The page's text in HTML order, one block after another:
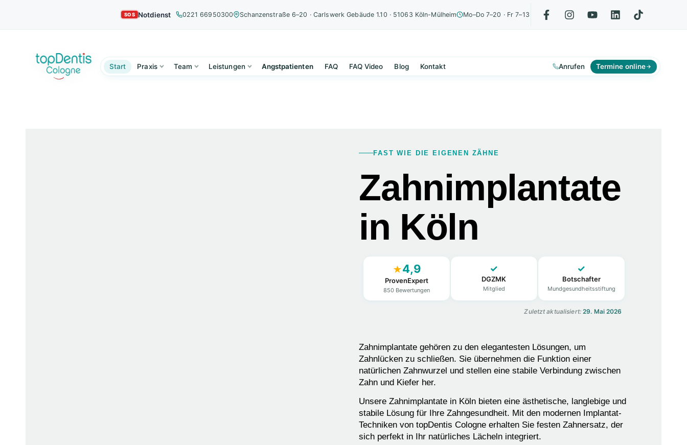
Notdienst 0221 66950300 Schanzenstraße 6–20 · Carlswerk Gebäude 1.10 · 51063 Köln-Mülheim Mo–Do 7–20 · Fr 7–13
Start Praxis Team Leistungen Angstpatienten FAQ FAQ Video Blog Kontakt Anrufen Termine online
FAST WIE DIE EIGENEN ZÄHNE
Zahnimplantate
in Köln
★4,9
ProvenExpert
850 Bewertungen
✓
DGZMK
Mitglied
✓
Botschafter
Mundgesundheitsstiftung
Zuletzt aktualisiert: 29. Mai 2026
Zahnimplantate gehören zu den elegantesten Lösungen, um
Zahnlücken zu schließen. Sie übernehmen die Funktion einer
natürlichen Zahnwurzel und stellen eine stabile Verbindung zwischen
Zahn und Kiefer her.
Unsere Zahnimplantate in Köln bieten eine ästhetische, langlebige und
stabile Lösung für Ihre Zahngesundheit. Mit den modernen Implantat-
Techniken von topDentis Cologne erhalten Sie festen Zahnersatz, der
sich perfekt in Ihr natürliches Lächeln integriert.